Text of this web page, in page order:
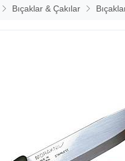
Bıçaklar & Çakılar